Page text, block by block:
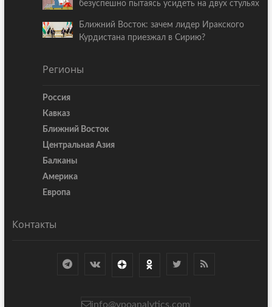
безуспешно пытаясь усидеть на двух стульях
Ближний Восток: зачем лидер Иракского
Курдистана приезжал в Сирию?
Регионы
Россия
Кавказ
Ближний Восток
Центральная Азия
Балканы
Америка
Европа
Контакты
info@vpoanalytics.com